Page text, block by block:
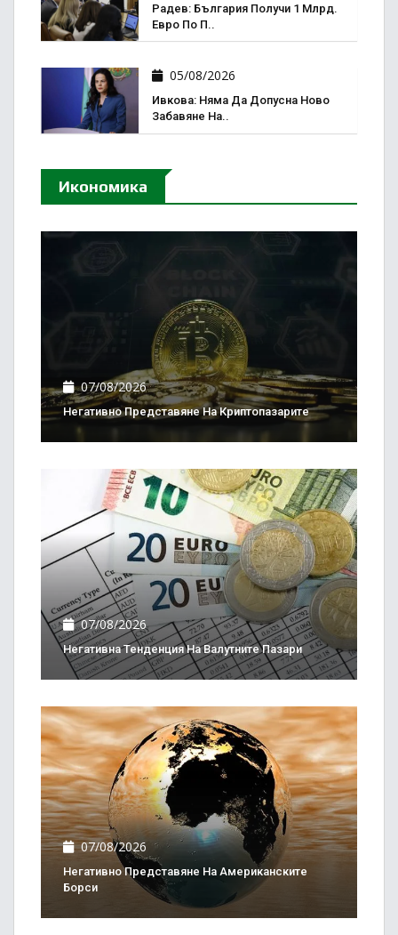
Радев: България Получи 1 Млрд.
Евро По П..
05/08/2026
Ивкова: Няма Да Допусна Ново
Забавяне На..
Икономика
07/08/2026
Негативно Представяне На Криптопазарите
07/08/2026
Негативна Тенденция На Валутните Пазари
07/08/2026
Негативно Представяне На Американските
Борси